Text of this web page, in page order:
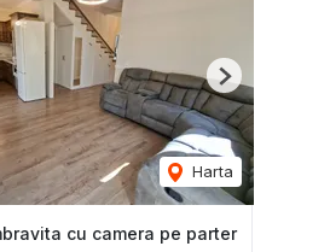
Harta
Next
cu camera pe parter